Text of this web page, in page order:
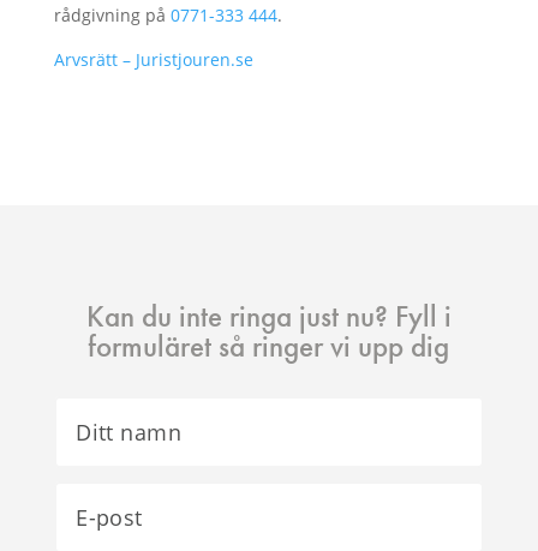
rådgivning på 0771-333 444.
Arvsrätt – Juristjouren.se
Kan du inte ringa just nu? Fyll i
formuläret så ringer vi upp dig